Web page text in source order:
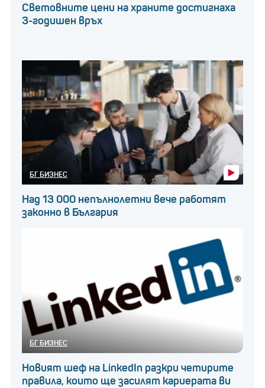
Световните цени на храните достигнаха
3-годишен връх
БГ БИЗНЕС
Над 13 000 непълнолетни вече работят
законно в България
БГ БИЗНЕС
Новият шеф на LinkedIn разкри четирите
правила, които ще засилят кариерата ви